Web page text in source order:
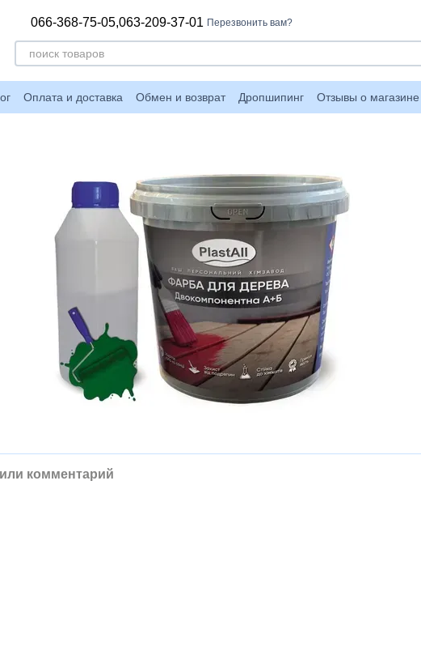
066-368-75-05,063-209-37-01 Перезвонить вам?
Оплата и доставка Обмен и возврат Дропшипинг Отзывы о магазине
комментарий